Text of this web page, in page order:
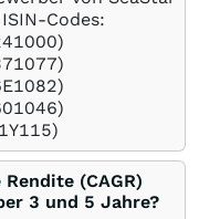
Codes:
(CAGR)
3 und 5 Jahre?